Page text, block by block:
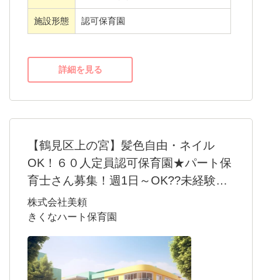
3.自己肯定感を育む保育
・配慮が必要な子どもとの関りに興味がある
方
・保護者や療育施設など、幅広い関わりのな
かで子どもの成長をサポートしていきたい方
きたい方
施設形態 認可保育園
詳細を見る
【鶴見区上の宮】髪色自由・ネイル
OK！６０人定員認可保育園★パート保
育士さん募集！週1日～OK??未経験・
ブランクのある方でもお気軽にお問い
合わせください♪
＊きくなハート保育園ってこんな園??＊
住宅街のなかにある、まるで小さなおうちの
ような可愛い保育園。
株式会社美頼
きくなハート保育園